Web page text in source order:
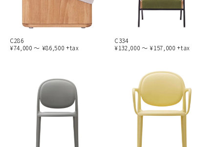
C286
¥74,000 ～ ¥86,500 +tax
C334
¥132,000 ～ ¥157,000 +tax